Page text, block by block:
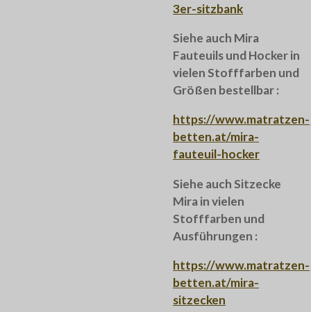
3er-sitzbank
Siehe auch Mira
Fauteuils und Hocker in
vielen Stofffarben und
Größen bestellbar :
https://www.matratzen-
betten.at/mira-
fauteuil-hocker
Siehe auch Sitzecke
Mira in vielen
Stofffarben und
Ausführungen :
https://www.matratzen-
betten.at/mira-
sitzecken